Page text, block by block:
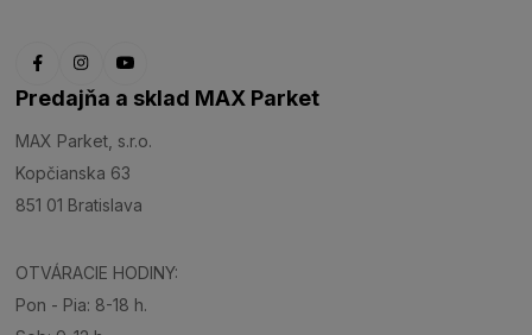
Predajňa a sklad MAX Parket
MAX Parket, s.r.o.
Kopčianska 63
851 01 Bratislava
OTVÁRACIE HODINY:
Pon - Pia: 8-18 h.